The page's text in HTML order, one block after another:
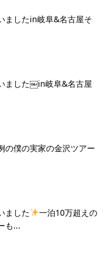
ましたin岐阜&名古屋そ
ました￼in岐阜&名古屋
の僕の実家の金沢ツアー
ました
一泊10万超えの
も...